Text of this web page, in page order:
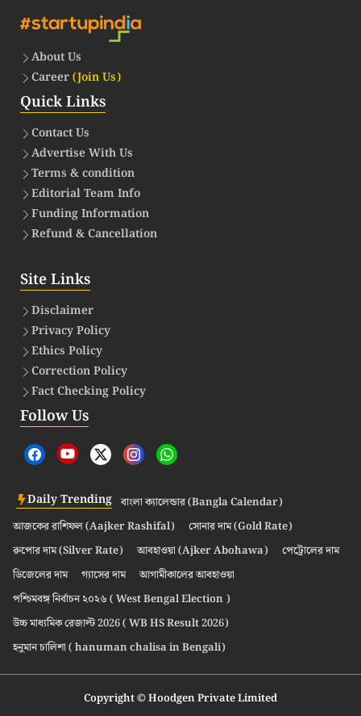
About Us
Career(Join Us)
Quick Links
Contact Us
Advertise With Us
Terms & condition
Editorial Team Info
Funding Information
Refund & Cancellation
Site Links
Disclaimer
Privacy Policy
Ethics Policy
Correction Policy
Fact Checking Policy
Follow Us
Daily Trending বাংলা ক্যালেন্ডার (Bangla Calendar)
আজকের রাশিফল (Aajker Rashifal)
সোনার দাম (Gold Rate)
রুপোর দাম (Silver Rate)
আবহাওয়া (Ajker Abohawa)
পেট্রোলের দাম
ডিজেলের দাম
গ্যাসের দাম
আগামীকালের আবহাওয়া
পশ্চিমবঙ্গ নির্বাচন ২০২৬ ( West Bengal Election )
উচ্চ মাধ্যমিক রেজাল্ট 2026 ( WB HS Result 2026)
হনুমান চালিশা ( hanuman chalisa in Bengali)
Copyright © Hoodgen Private Limited